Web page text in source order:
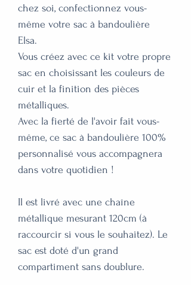
chez soi, confectionnez vous-
même votre sac à bandoulière
Elsa.
Vous créez avec ce kit votre propre
sac en choisissant les couleurs de
cuir et la finition des pièces
métalliques.
Avec la fierté de l'avoir fait vous-
même, ce sac à bandoulière 100%
personnalisé vous accompagnera
dans votre quotidien !
Il est livré avec une chaîne
métallique mesurant 120cm (à
raccourcir si vous le souhaitez). Le
sac est doté d'un grand
compartiment sans doublure.